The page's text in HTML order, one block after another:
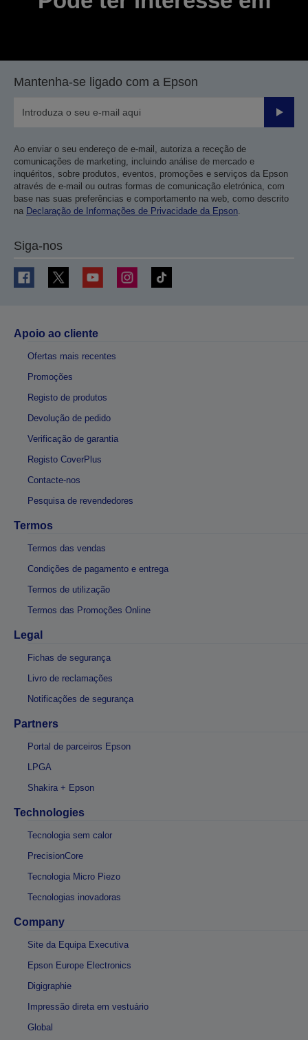
Mantenha-se ligado com a Epson
Enviar
Ao enviar o seu endereço de e-mail, autoriza a receção de
comunicações de marketing, incluindo análise de mercado e
inquéritos, sobre produtos, eventos, promoções e serviços da Epson
através de e-mail ou outras formas de comunicação eletrónica, com
base nas suas preferências e comportamento na web, como descrito
na Declaração de Informações de Privacidade da Epson.
Siga-nos
Apoio ao cliente
Ofertas mais recentes
Promoções
Registo de produtos
Devolução de pedido
Verificação de garantia
Registo CoverPlus
Contacte-nos
Pesquisa de revendedores
Termos
Termos das vendas
Condições de pagamento e entrega
Termos de utilização
Termos das Promoções Online
Legal
Fichas de segurança
Livro de reclamações
Notificações de segurança
Partners
Portal de parceiros Epson
LPGA
Shakira + Epson
Technologies
Tecnologia sem calor
PrecisionCore
Tecnologia Micro Piezo
Tecnologias inovadoras
Company
Site da Equipa Executiva
Epson Europe Electronics
Digigraphie
Impressão direta em vestuário
Global